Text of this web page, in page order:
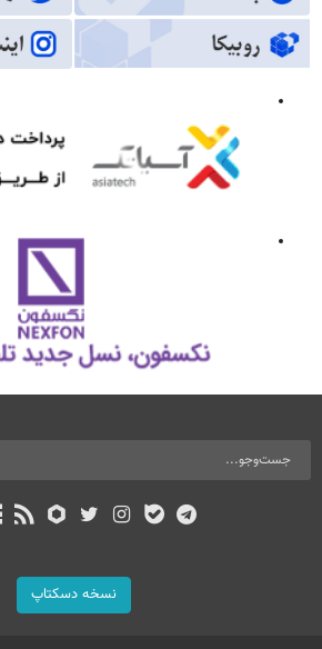
نسخه دسکتاپ